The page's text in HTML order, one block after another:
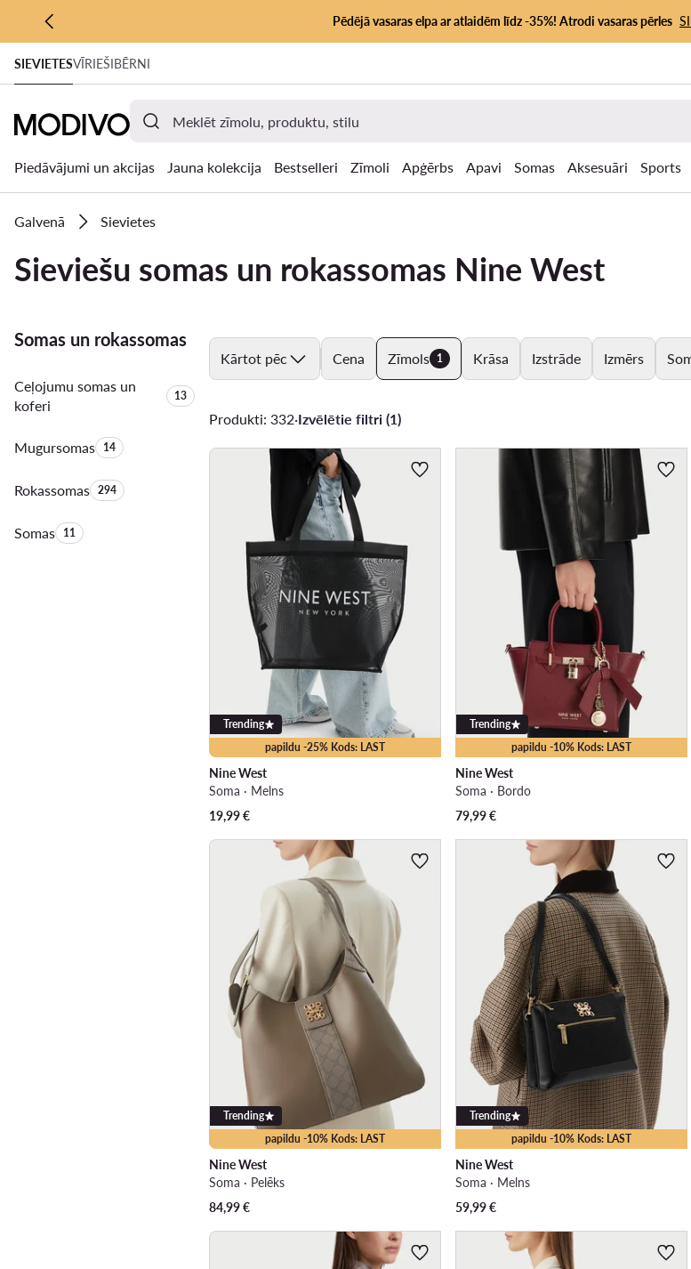
PĀRIET UZ GALVENO SATURU
PĀRIET UZ MEKLĒŠANU
Pēdējā vasaras elpa ar atlaidēm līdz -35%! Atrodi vasaras pērles
SIEVIETESVĪRIEŠIBĒRNI
Piedāvājumi un akcijas Jauna kolekcija Bestselleri Zīmoli Apģērbs Apavi Somas Aksesuāri Sports
Galvenā Sievietes
Sieviešu somas un rokassomas Nine West
Somas un rokassomas
Ceļojumu somas un
koferi
Produktu skaits:
13
MugursomasProduktu skaits:
14
RokassomasProduktu skaits:
294
SomasProduktu skaits:
11
Kārtot pēc Cena Zīmols 1 Krāsa Izstrāde Izmērs
Produkti: 332·Izvēlētie filtri (1)
papildu -25% Kods: LAST
Trending
Nine West
Soma · Melns
19,99€
papildu -10% Kods: LAST
Trending
Nine West
Soma · Bordo
79,99€
papildu -10% Kods: LAST
Trending
Nine West
Soma · Pelēks
84,99€
papildu -10% Kods: LAST
Trending
Nine West
Soma · Melns
59,99€